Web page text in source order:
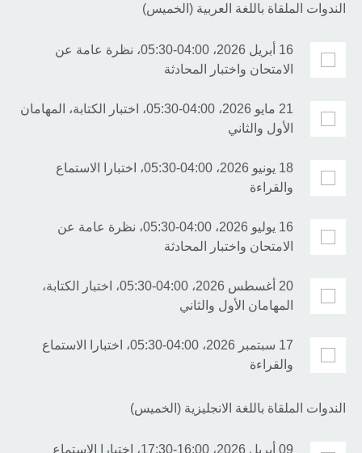
الندوات الملقاة باللغة العربية (الخميس)
16 أبريل 2026، 04:00-05:30، نظرة عامة عن
الامتحان واختبار المحادثة
21 مايو 2026، 04:00-05:30، اختبار الكتابة، المهامان
الأول والثاني
18 يونيو 2026، 04:00-05:30، اختبارا الاستماع
والقراءة
16 يوليو 2026، 04:00-05:30، نظرة عامة عن
الامتحان واختبار المحادثة
20 أغسطس 2026، 04:00-05:30، اختبار الكتابة،
المهامان الأول والثاني
17 سبتمبر 2026، 04:00-05:30، اختبارا الاستماع
والقراءة
الندوات الملقاة باللغة الانجليزية (الخميس)
09 أبريل 2026، 16:00-17:30، اختبارا الاستماع